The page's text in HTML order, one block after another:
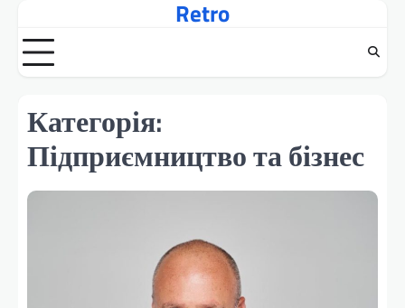
вмісту
Retro
Категорія:
Підприємництво та бізнес